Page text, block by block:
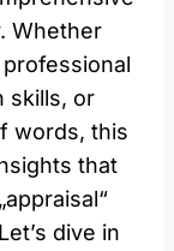
Whether
skills, or
words, this
that
dive in